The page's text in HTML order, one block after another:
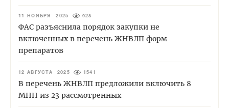
11 НОЯБРЯ 2025 928
ФАС разъяснила порядок закупки не
включенных в перечень ЖНВЛП форм
препаратов
12 АВГУСТА 2025 1541
В перечень ЖНВЛП предложили включить 8
МНН из 23 рассмотренных